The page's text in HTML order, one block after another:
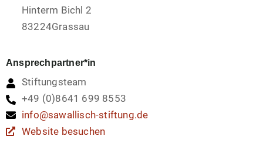
Hinterm Bichl 2
83224Grassau
Ansprechpartner*in
Stiftungsteam
+49 (0)8641 699 8553
info@sawallisch-stiftung.de
Website besuchen